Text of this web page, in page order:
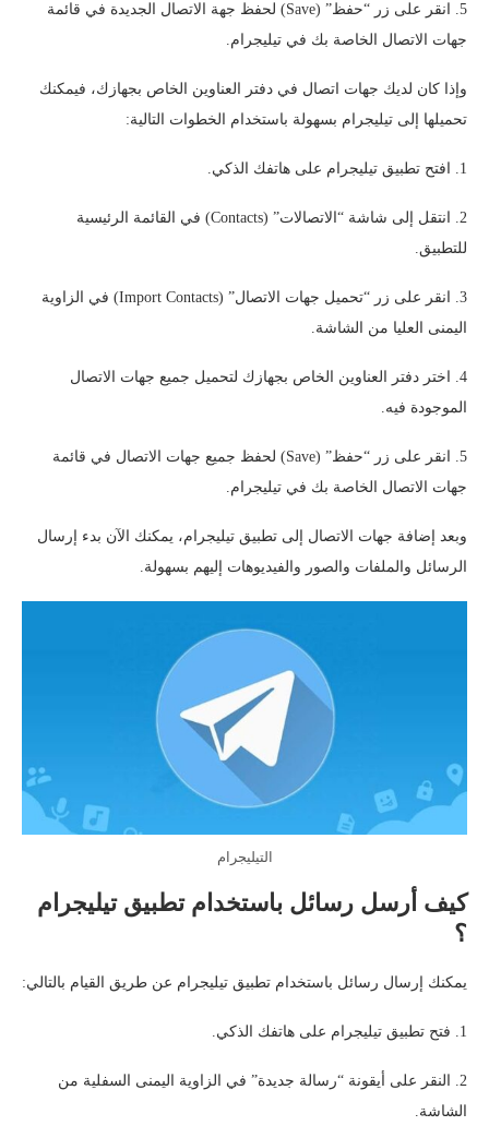
5. انقر على زر “حفظ” (Save) لحفظ جهة الاتصال الجديدة في قائمة
جهات الاتصال الخاصة بك في تيليجرام.
وإذا كان لديك جهات اتصال في دفتر العناوين الخاص بجهازك، فيمكنك
تحميلها إلى تيليجرام بسهولة باستخدام الخطوات التالية:
1. افتح تطبيق تيليجرام على هاتفك الذكي.
2. انتقل إلى شاشة “الاتصالات” (Contacts) في القائمة الرئيسية
للتطبيق.
3. انقر على زر “تحميل جهات الاتصال” (Import Contacts) في الزاوية
اليمنى العليا من الشاشة.
4. اختر دفتر العناوين الخاص بجهازك لتحميل جميع جهات الاتصال
الموجودة فيه.
5. انقر على زر “حفظ” (Save) لحفظ جميع جهات الاتصال في قائمة
جهات الاتصال الخاصة بك في تيليجرام.
وبعد إضافة جهات الاتصال إلى تطبيق تيليجرام، يمكنك الآن بدء إرسال
الرسائل والملفات والصور والفيديوهات إليهم بسهولة.
التيليجرام
كيف أرسل رسائل باستخدام تطبيق تيليجرام
؟
يمكنك إرسال رسائل باستخدام تطبيق تيليجرام عن طريق القيام بالتالي:
1. فتح تطبيق تيليجرام على هاتفك الذكي.
2. النقر على أيقونة “رسالة جديدة” في الزاوية اليمنى السفلية من
الشاشة.